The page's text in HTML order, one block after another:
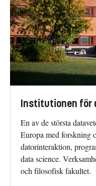
Institutionen för
En av de största
Europa med forskning
datorinteraktion,
data science.
och filosofisk fakultet.